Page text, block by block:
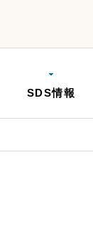
SDS情報